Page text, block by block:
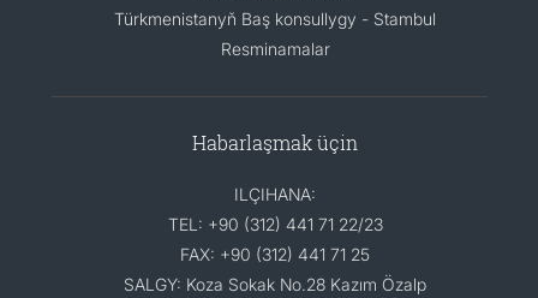
Türkmenistanyň Baş konsullygy - Stambul
Resminamalar
Habarlaşmak üçin
ILÇIHANA:
TEL: +90 (312) 441 71 22/23
FAX: +90 (312) 441 71 25
SALGY: Koza Sokak No.28 Kazım Özalp